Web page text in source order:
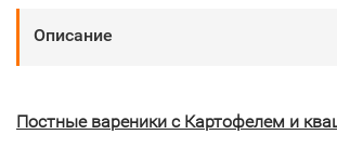
Описание
Постные вареники с Картофелем и